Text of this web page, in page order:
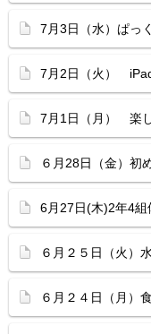
7月3日（水）ぱっ
7月2日（火）
7月1日（月） 楽
６月28日（金）初
6月27日(木)2年4組
６月２５日（火）
６月２４日（月）